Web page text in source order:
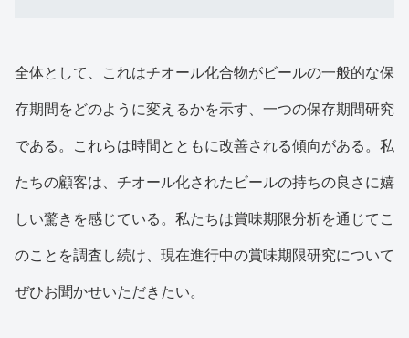
全体として、これはチオール化合物がビールの一般的な保
存期間をどのように変えるかを示す、一つの保存期間研究
である。これらは時間とともに改善される傾向がある。私
たちの顧客は、チオール化されたビールの持ちの良さに嬉
しい驚きを感じている。私たちは賞味期限分析を通じてこ
のことを調査し続け、現在進行中の賞味期限研究について
ぜひお聞かせいただきたい。